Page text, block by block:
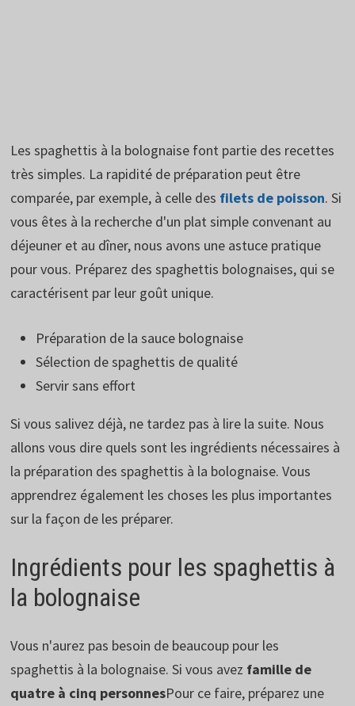
Les spaghettis à la bolognaise font partie des recettes
très simples. La rapidité de préparation peut être
comparée, par exemple, à celle des filets de poisson. Si
vous êtes à la recherche d'un plat simple convenant au
déjeuner et au dîner, nous avons une astuce pratique
pour vous. Préparez des spaghettis bolognaises, qui se
caractérisent par leur goût unique.
Préparation de la sauce bolognaise
Sélection de spaghettis de qualité
Servir sans effort
Si vous salivez déjà, ne tardez pas à lire la suite. Nous
allons vous dire quels sont les ingrédients nécessaires à
la préparation des spaghettis à la bolognaise. Vous
apprendrez également les choses les plus importantes
sur la façon de les préparer.
Ingrédients pour les spaghettis à
la bolognaise
Vous n'aurez pas besoin de beaucoup pour les
spaghettis à la bolognaise. Si vous avez famille de
quatre à cinq personnesPour ce faire, préparez une